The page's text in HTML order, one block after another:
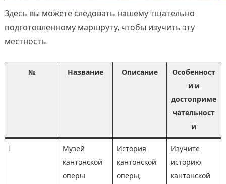
Здесь вы можете следовать нашему тщательно
подготовленному маршруту, чтобы изучить эту
местность.
№ Название Описание
Особенност
и и
достоприме
чательност
и
1
Музей
кантонской
оперы
История
кантонской
оперы,
Изучите
историю
кантонской